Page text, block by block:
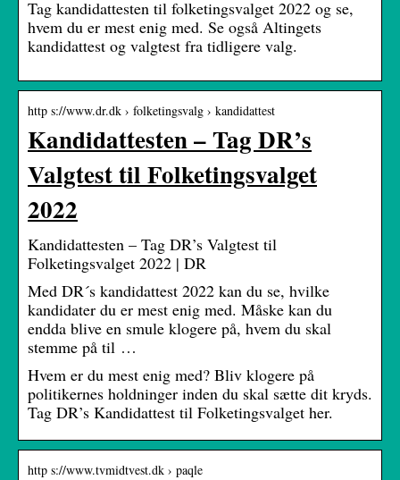
Tag kandidattesten til folketingsvalget 2022 og se,
hvem du er mest enig med. Se også Altingets
kandidattest og valgtest fra tidligere valg.
http s://www.dr.dk › folketingsvalg › kandidattest
Kandidattesten – Tag DR’s
Valgtest til Folketingsvalget
2022
Kandidattesten – Tag DR’s Valgtest til
Folketingsvalget 2022 | DR
Med DR´s kandidattest 2022 kan du se, hvilke
kandidater du er mest enig med. Måske kan du
endda blive en smule klogere på, hvem du skal
stemme på til …
Hvem er du mest enig med? Bliv klogere på
politikernes holdninger inden du skal sætte dit kryds.
Tag DR’s Kandidattest til Folketingsvalget her.
http s://www.tvmidtvest.dk › paqle